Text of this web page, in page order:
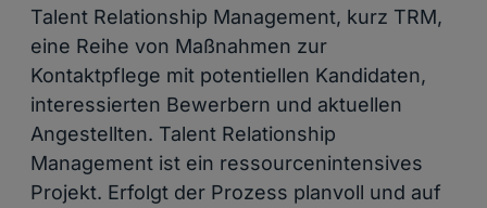
Talent Relationship Management, kurz TRM,
eine Reihe von Maßnahmen zur
Kontaktpflege mit potentiellen Kandidaten,
interessierten Bewerbern und aktuellen
Angestellten. Talent Relationship
Management ist ein ressourcenintensives
Projekt. Erfolgt der Prozess planvoll und auf